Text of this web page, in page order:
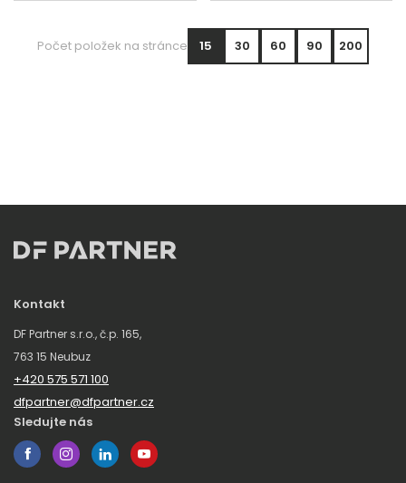
Počet položek na stránce 15 30 60 90 200
Kontakt
DF Partner s.r.o., č.p. 165,
763 15 Neubuz
+420 575 571 100
dfpartner@dfpartner.cz
Sledujte nás